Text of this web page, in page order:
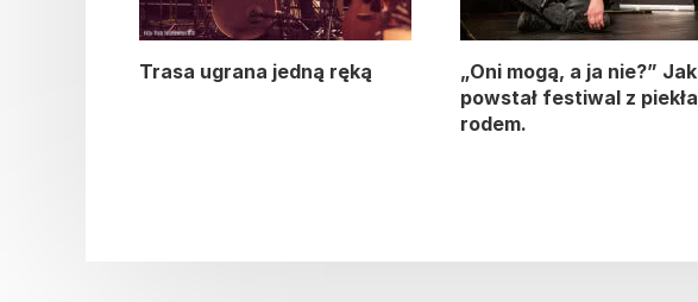
Trasa ugrana jedną ręką
„Oni mogą, a ja nie?” Jak
powstał festiwal z piekła
rodem.